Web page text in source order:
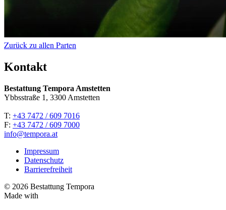
Zurück zu allen Parten
Kontakt
Bestattung Tempora Amstetten
Ybbsstraße 1, 3300 Amstetten
T: +43 7472 / 609 7016
F: +43 7472 / 609 7000
info@tempora.at
Impressum
Datenschutz
Barrierefreiheit
© 2026 Bestattung Tempora
Made with